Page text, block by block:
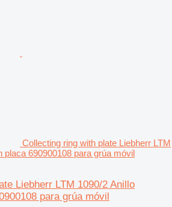
Collecting ring with plate Liebherr LTM
placa 690900108 para grúa móvil
Liebherr LTM 1090/2 Anillo
para grúa móvil